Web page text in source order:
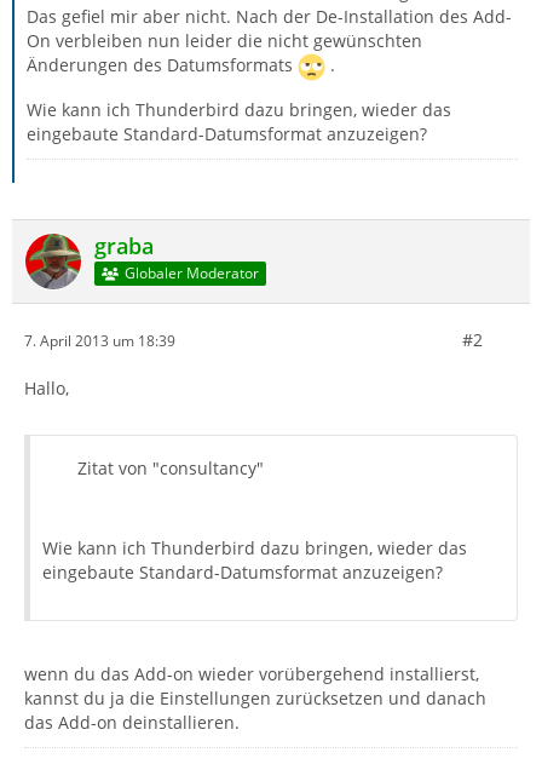
Das gefiel mir aber nicht. Nach der De-Installation des Add-
On verbleiben nun leider die nicht gewünschten
Änderungen des Datumsformats
.
Wie kann ich Thunderbird dazu bringen, wieder das
eingebaute Standard-Datumsformat anzuzeigen?
graba
Globaler Moderator
7. April 2013 um 18:39 #2
Hallo,
Zitat von "consultancy"
Wie kann ich Thunderbird dazu bringen, wieder das
eingebaute Standard-Datumsformat anzuzeigen?
wenn du das Add-on wieder vorübergehend installierst,
kannst du ja die Einstellungen zurücksetzen und danach
das Add-on deinstallieren.